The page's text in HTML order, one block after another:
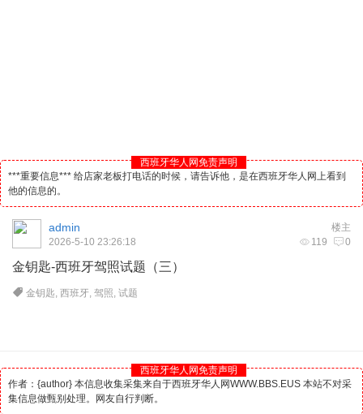
西班牙华人网免责声明
***重要信息*** 给店家老板打电话的时候，请告诉他，是在西班牙华人网上看到
他的信息的。
楼主
admin
119 0
2026-5-10 23:26:18
金钥匙-西班牙驾照试题（三）
金钥匙,西班牙,驾照,试题
西班牙华人网免责声明
作者：{author} 本信息收集采集来自于西班牙华人网WWW.BBS.EUS 本站不对采
集信息做甄别处理。网友自行判断。